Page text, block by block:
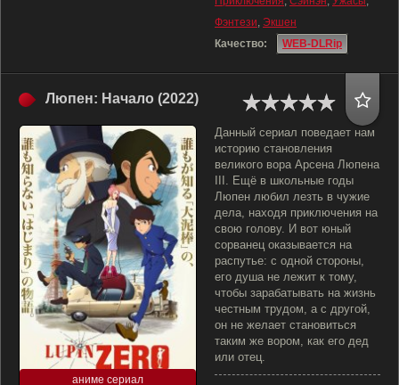
Фэнтези, Экшен
Качество:
WEB-DLRip
Люпен: Начало (2022)
аниме сериал
Данный сериал поведает нам
историю становления
великого вора Арсена Люпена
III. Ещё в школьные годы
Люпен любил лезть в чужие
дела, находя приключения на
свою голову. И вот юный
сорванец оказывается на
распутье: с одной стороны,
его душа не лежит к тому,
чтобы зарабатывать на жизнь
честным трудом, а с другой,
он не желает становиться
таким же вором, как его дед
или отец.